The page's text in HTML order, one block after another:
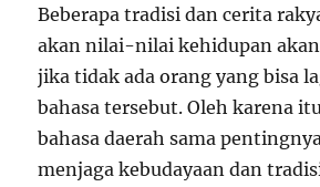
Beberapa tradisi dan cerita
akan nilai-nilai kehidupan
jika tidak ada orang yang bisa
bahasa tersebut. Oleh karena
bahasa daerah sama
menjaga kebudayaan dan